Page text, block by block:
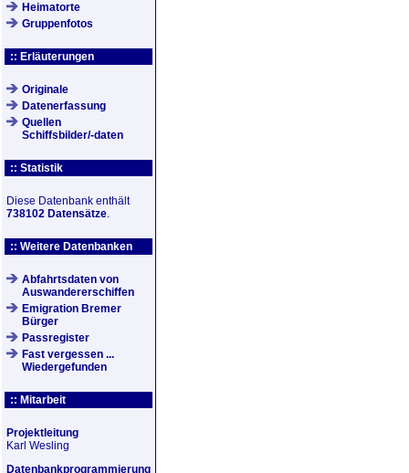
Heimatorte
Gruppenfotos
:: Erläuterungen
Originale
Datenerfassung
Quellen
Schiffsbilder/-daten
:: Statistik
Diese Datenbank enthält
738102 Datensätze.
:: Weitere Datenbanken
Abfahrtsdaten von
Auswandererschiffen
Emigration Bremer
Bürger
Passregister
Fast vergessen ...
Wiedergefunden
:: Mitarbeit
Projektleitung
Karl Wesling
Datenbankprogrammierung